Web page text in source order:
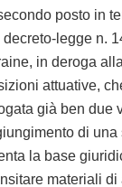
posto in
legge n.
in deroga
attuative,
già ben due
di una
la base
materiali